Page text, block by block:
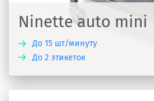
Ninette auto mini
До 15 шт/минуту
До 2 этикеток